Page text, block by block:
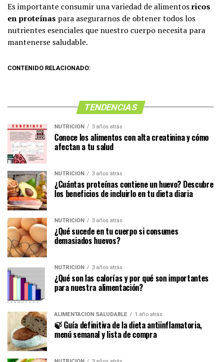
Es importante consumir una variedad de alimentosricos
en proteínas para asegurarnos de obtener todos los
nutrientes esenciales que nuestro cuerpo necesita para
mantenerse saludable.
CONTENIDO RELACIONADO:
TENDENCIAS
NUTRICIÓN 3 años atrás
Conoce los alimentos con alta creatinina y cómo
afectan a tu salud
NUTRICIÓN 3 años atrás
¿Cuántas proteínas contiene un huevo? Descubre
los beneficios de incluirlo en tu dieta diaria
NUTRICIÓN 3 años atrás
¿Qué sucede en tu cuerpo si consumes
demasiados huevos?
NUTRICIÓN 3 años atrás
¿Qué son las calorías y por qué son importantes
para nuestra alimentación?
ALIMENTACIÓN SALUDABLE 1 año atrás
🍃 Guía definitiva de la dieta antiinflamatoria,
menú semanal y lista de compra